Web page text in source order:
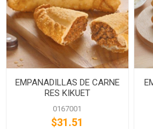
EMPANADILLAS DE CARNE
RES KIKUET
0167001
$31.51